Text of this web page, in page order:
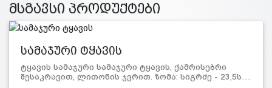
მსგავსი პროდუქტები
სამაჯური ტყავის
ტყავის სამაჯური სამაჯური ტყავის, ქამრისებრი
შესაკრავით, ლითონის ჯვრით. ზომა: სიგრძე - 23,5ს…